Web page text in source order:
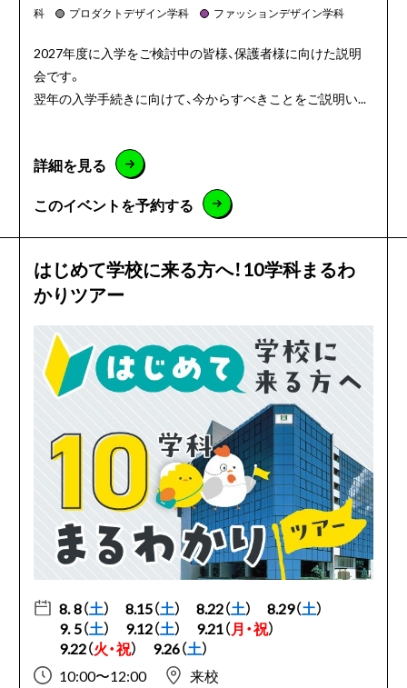
科
プロダクトデザイン学科 ファッションデザイン学科
2027年度に入学をご検討中の皆様、保護者様に向けた説明
会です。
翌年の入学手続きに向けて、今からすべきことをご説明い...
詳細を見る
このイベントを予約する
はじめて学校に来る方へ！10学科まるわ
かりツアー
8. 8（土） 8.15（土） 8.22（土） 8.29（土）
9. 5（土） 9.12（土） 9.21（月・祝）
9.22（火・祝） 9.26（土）
10:00〜12:00
来校